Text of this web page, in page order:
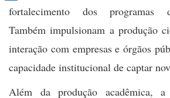
fortalecimento dos programas
Também impulsionam a produção
interação com empresas e órgãos
capacidade institucional de captar
Além da produção acadêmica,